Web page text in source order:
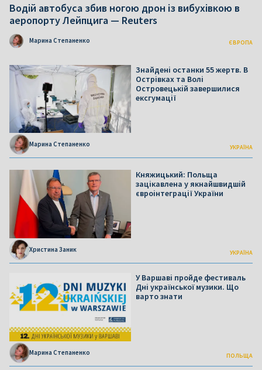
Водій автобуса збив ногою дрон із вибухівкою в
аеропорту Лейпцига — Reuters
Марина Степаненко ЄВРОПА
Знайдені останки 55 жертв. В
Острівках та Волі
Островецькій завершилися
ексгумації
Марина Степаненко УКРАЇНА
Княжицький: Польща
зацікавлена у якнайшвидшій
євроінтеграції України
Христина Заник УКРАЇНА
У Варшаві пройде фестиваль
Дні української музики. Що
варто знати
Марина Степаненко ПОЛЬЩА